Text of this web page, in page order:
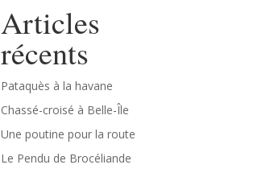
Articles
récents
Pataquès à la havane
Chassé-croisé à Belle-Île
Une poutine pour la route
Le Pendu de Brocéliande